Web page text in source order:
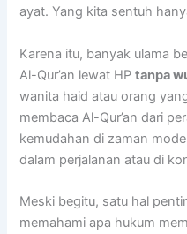
ayat. Yang kita sentuh
Karena itu, banyak ulama
Al-Qur’an lewat HPtanpa
wanita haid atau orang
membaca Al-Qur’an dari
kemudahan di zaman
dalam perjalanan atau di
Meski begitu, satu hal
memahami apa hukum